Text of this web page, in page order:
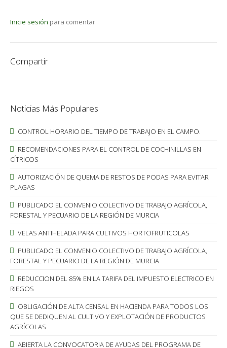
Inicie sesión para comentar
Compartir
Noticias Más Populares
CONTROL HORARIO DEL TIEMPO DE TRABAJO EN EL CAMPO.
RECOMENDACIONES PARA EL CONTROL DE COCHINILLAS EN
CÍTRICOS
AUTORIZACIÓN DE QUEMA DE RESTOS DE PODAS PARA EVITAR
PLAGAS
PUBLICADO EL CONVENIO COLECTIVO DE TRABAJO AGRÍCOLA,
FORESTAL Y PECUARIO DE LA REGIÓN DE MURCIA
VELAS ANTIHELADA PARA CULTIVOS HORTOFRUTICOLAS
PUBLICADO EL CONVENIO COLECTIVO DE TRABAJO AGRÍCOLA,
FORESTAL Y PECUARIO DE LA REGIÓN DE MURCIA.
REDUCCION DEL 85% EN LA TARIFA DEL IMPUESTO ELECTRICO EN
RIEGOS
OBLIGACIÓN DE ALTA CENSAL EN HACIENDA PARA TODOS LOS
QUE SE DEDIQUEN AL CULTIVO Y EXPLOTACIÓN DE PRODUCTOS
AGRÍCOLAS
ABIERTA LA CONVOCATORIA DE AYUDAS DEL PROGRAMA DE